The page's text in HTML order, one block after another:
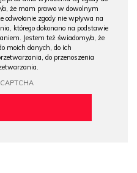
a, że mam prawo w dowolnym
odwołanie zgody nie wpływa na
którego dokonano na podstawie
Jestem też świadomy/a, że
moich danych, do ich
do przenoszenia